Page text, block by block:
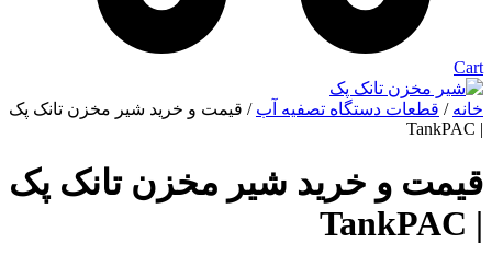
Cart
خانه / قطعات دستگاه تصفیه آب / قیمت و خرید شیر مخزن تانک پک
| TankPAC
قیمت و خرید شیر مخزن تانک پک
| TankPAC